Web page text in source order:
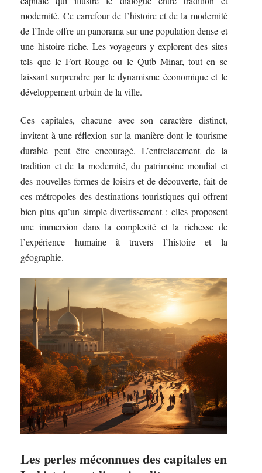
modernité. Ce carrefour de l’histoire et de la modernité
de l’Inde offre un panorama sur une population dense et
une histoire riche. Les voyageurs y explorent des sites
tels que le Fort Rouge ou le Qutb Minar, tout en se
laissant surprendre par le dynamisme économique et le
développement urbain de la ville.
Ces capitales, chacune avec son caractère distinct,
invitent à une réflexion sur la manière dont le tourisme
durable peut être encouragé. L’entrelacement de la
tradition et de la modernité, du patrimoine mondial et
des nouvelles formes de loisirs et de découverte, fait de
ces métropoles des destinations touristiques qui offrent
bien plus qu’un simple divertissement : elles proposent
une immersion dans la complexité et la richesse de
l’expérience humaine à travers l’histoire et la
géographie.
Les perles méconnues des capitales en